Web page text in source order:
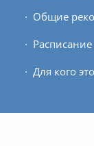
Общие
Для кого